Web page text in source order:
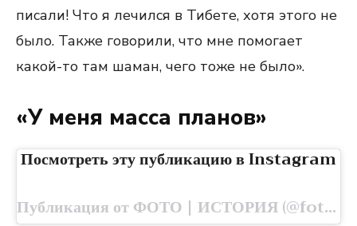
писали! Что я лечился в Тибете, хотя этого не
было. Также говорили, что мне помогает
какой-то там шаман, чего тоже не было».
«У меня масса планов»
Посмотреть эту публикацию в Instagram
Публикация от ФОТО | ИСТОРИЯ (@foto.istoriya)